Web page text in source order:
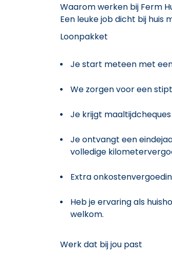
Waarom werken bij Ferm
Een leuke job dicht bij huis
Loonpakket
Je start meteen met
We zorgen voor een
Je krijgt
Je ontvangt een
volledige
Extra
Heb je ervaring als
welkom.
Werk dat bij jou past